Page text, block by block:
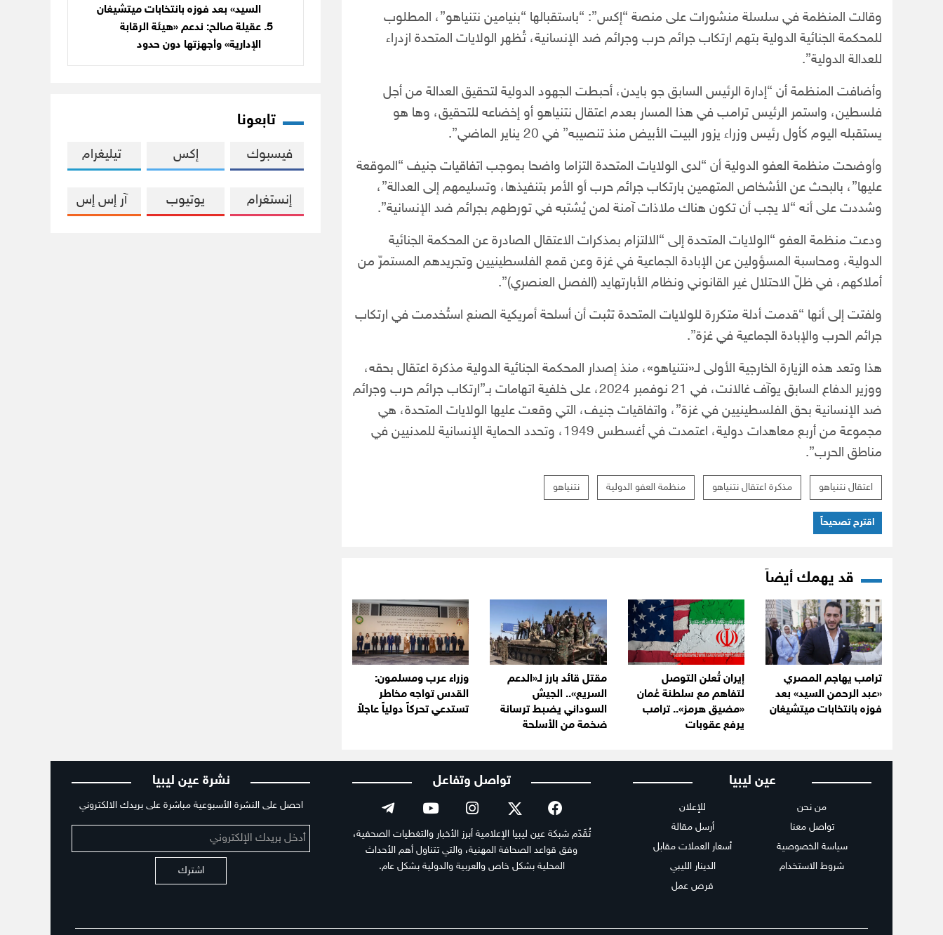
وقالت المنظمة في سلسلة منشورات على منصة “إكس”: “باستقبالها “بنيامين نتنياهو”، المطلوب
للمحكمة الجنائية الدولية بتهم ارتكاب جرائم حرب وجرائم ضد الإنسانية، تُظهر الولايات المتحدة ازدراء
للعدالة الدولية”.
وأضافت المنظمة أن “إدارة الرئيس السابق جو بايدن، أحبطت الجهود الدولية لتحقيق العدالة من أجل
فلسطين، واستمر الرئيس ترامب في هذا المسار بعدم اعتقال نتنياهو أو إخضاعه للتحقيق، وها هو
يستقبله اليوم كأول رئيس وزراء يزور البيت الأبيض منذ تنصيبه” في 20 يناير الماضي”.
وأوضحت منظمة العفو الدولية أن “لدى الولايات المتحدة التزاما واضحا بموجب اتفاقيات جنيف “الموقعة
عليها”، بالبحث عن الأشخاص المتهمين بارتكاب جرائم حرب أو الأمر بتنفيذها، وتسليمهم إلى العدالة”،
وشددت على أنه “لا يجب أن تكون هناك ملاذات آمنة لمن يُشتبه في تورطهم بجرائم ضد الإنسانية”.
ودعت منظمة العفو “الولايات المتحدة إلى “الالتزام بمذكرات الاعتقال الصادرة عن المحكمة الجنائية
الدولية، ومحاسبة المسؤولين عن الإبادة الجماعية في غزة وعن قمع الفلسطينيين وتجريدهم المستمرّ من
أملاكهم، في ظلّ الاحتلال غير القانوني ونظام الأبارتهايد (الفصل العنصري)”.
ولفتت إلى أنها “قدمت أدلة متكررة للولايات المتحدة تثبت أن أسلحة أمريكية الصنع استُخدمت في ارتكاب
جرائم الحرب والإبادة الجماعية في غزة”.
هذا وتعد هذه الزيارة الخارجية الأولى لـ«نتنياهو»، منذ إصدار المحكمة الجنائية الدولية مذكرة اعتقال بحقه،
ووزير الدفاع السابق يوآف غالانت، في 21 نوفمبر 2024، على خلفية اتهامات بـ”ارتكاب جرائم حرب وجرائم
ضد الإنسانية بحق الفلسطينيين في غزة”، واتفاقيات جنيف، التي وقعت عليها الولايات المتحدة، هي
مجموعة من أربع معاهدات دولية، اعتمدت في أغسطس 1949، وتحدد الحماية الإنسانية للمدنيين في
مناطق الحرب”.
اعتقال نتنياهو مذكرة اعتقال نتنياهو منظمة العفو الدولية نتنياهو
اقترح تصحيحاً
قد يهمك أيضاً
ترامب يهاجم المصري
«عبد الرحمن السيد» بعد
فوزه بانتخابات ميتشيغان
إيران تُعلن التوصل
لتفاهم مع سلطنة عُمان
«مضيق هرمز».. ترامب
يرفع عقوبات
مقتل قائد بارز لـ«الدعم
السريع».. الجيش
السوداني يضبط ترسانة
ضخمة من الأسلحة
وزراء عرب ومسلمون:
القدس تواجه مخاطر
تستدعي تحركاً دولياً عاجلاً
السيد» بعد فوزه بانتخابات ميتشيغان
عقيلة صالح: ندعم «هيئة الرقابة
الإدارية» وأجهزتها دون حدود
تابعونا
فيسبوك إكس تيليغرام
إنستغرام يوتيوب آر إس إس
عين ليبيا
من نحن
تواصل معنا
سياسة الخصوصية
شروط الاستخدام
للإعلان
أرسل مقالة
أسعار العملات مقابل
الدينار الليبي
فرص عمل
تواصل وتفاعل
تُقَدّم شبكة عين ليبيا الإعلامية أبرز الأخبار والتغطيات الصحفية،
وفق قواعد الصحافة المهنية، والتي تتناول أهم الأحداث
المحلية بشكل خاص والعربية والدولية بشكل عام.
نشرة عين ليبيا
احصل على النشرة الأسبوعية مباشرة على بريدك الالكتروني
اشترك